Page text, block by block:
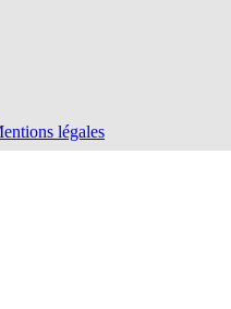
légales